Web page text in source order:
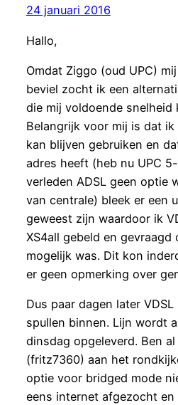
24 januari 2016
Hallo,
Omdat Ziggo (oud UPC)
beviel zocht ik een
die mij voldoende snelheid
Belangrijk voor mij is dat
kan blijven gebruiken en
adres heeft (heb nu UPC
verleden ADSL geen optie
van centrale) bleek er een
geweest zijn waardoor ik
XS4all gebeld en
mogelijk was. Dit kon
er geen opmerking over
Dus paar dagen later
spullen binnen. Lijn wordt
dinsdag opgeleverd. Ben
(fritz7360) aan het
optie voor bridged mode
eens internet afgezocht